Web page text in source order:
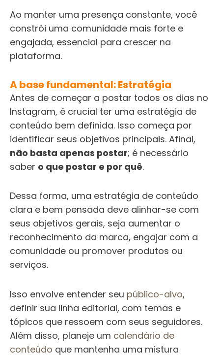
Ao manter uma presença constante, você
constrói uma comunidade mais forte e
engajada, essencial para crescer na
plataforma.
A base fundamental: Estratégia
Antes de começar a postar todos os dias no
Instagram, é crucial ter uma estratégia de
conteúdo bem definida. Isso começa por
identificar seus objetivos principais. Afinal,
não basta apenas postar; é necessário
saber o que postar e por quê.
Dessa forma, uma estratégia de conteúdo
clara e bem pensada deve alinhar-se com
seus objetivos gerais, seja aumentar o
reconhecimento da marca, engajar com a
comunidade ou promover produtos ou
serviços.
Isso envolve entender seu público-alvo,
definir sua linha editorial, com temas e
tópicos que ressoem com seus seguidores.
Além disso, planeje um calendário de
conteúdo que mantenha uma mistura